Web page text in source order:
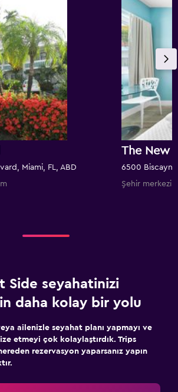
Miami, FL, ABD
The New
6500
Şehir
Side seyahatinizi
daha kolay bir yolu
ailenizle seyahat planı yapmayı ve
etmeyi çok kolaylaştırdık. Trips
rezervasyon yaparsanız yapın